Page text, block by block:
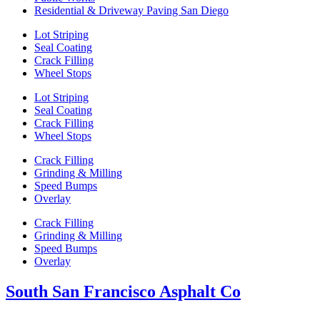
Residential & Driveway Paving San Diego
Lot Striping
Seal Coating
Crack Filling
Wheel Stops
Lot Striping
Seal Coating
Crack Filling
Wheel Stops
Crack Filling
Grinding & Milling
Speed Bumps
Overlay
Crack Filling
Grinding & Milling
Speed Bumps
Overlay
South San Francisco Asphalt Co